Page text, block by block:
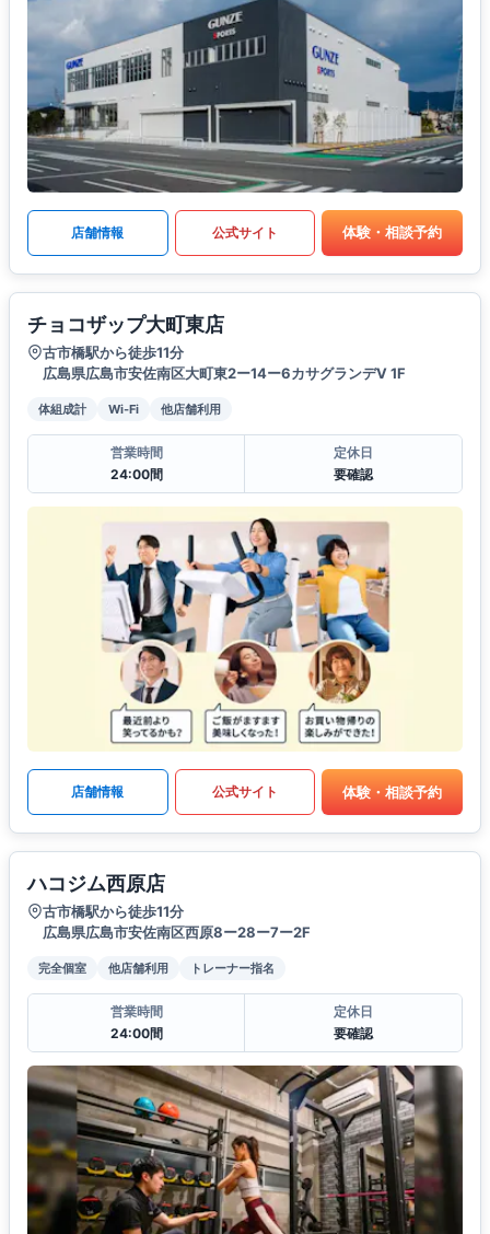
店舗情報 公式サイト 体験・相談予約
チョコザップ大町東店
古市橋駅から徒歩11分
広島県広島市安佐南区大町東2ー14ー6カサグランデV 1F
体組成計 Wi-Fi 他店舗利用
営業時間
24:00間
定休日
要確認
店舗情報 公式サイト 体験・相談予約
ハコジム西原店
古市橋駅から徒歩11分
広島県広島市安佐南区西原8ー28ー7ー2F
完全個室 他店舗利用 トレーナー指名
営業時間
24:00間
定休日
要確認